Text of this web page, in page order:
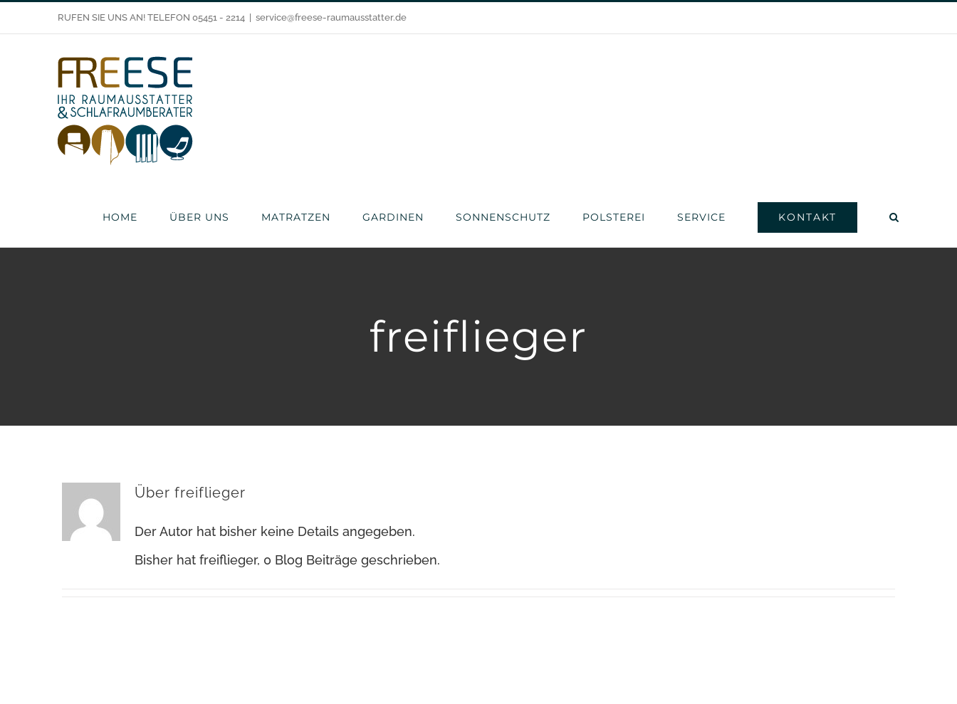
RUFEN SIE UNS AN! TELEFON 05451 - 2214 service@freese-raumausstatter.de
HOME ÜBER UNS MATRATZEN GARDINEN SONNENSCHUTZ POLSTEREI SERVICE KONTAKT
freiflieger
Über freiflieger
Der Autor hat bisher keine Details angegeben.
Bisher hat freiflieger, 0 Blog Beiträge geschrieben.